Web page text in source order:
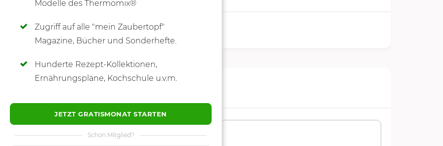
SCHREIBE NEUE NOTIZ
Modelle des Thermomix®
Zugriff auf alle "mein Zaubertopf"
Magazine, Bücher und Sonderhefte.
Hunderte Rezept-Kollektionen,
Ernährungspläne, Kochschule u.v.m.
JETZT GRATISMONAT STARTEN
Schon Mitglied?